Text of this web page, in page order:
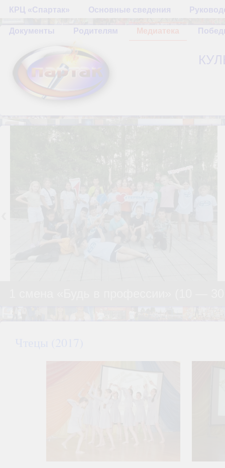
КРЦ «Спартак» Основные сведения
Документы Родителям Медиатека